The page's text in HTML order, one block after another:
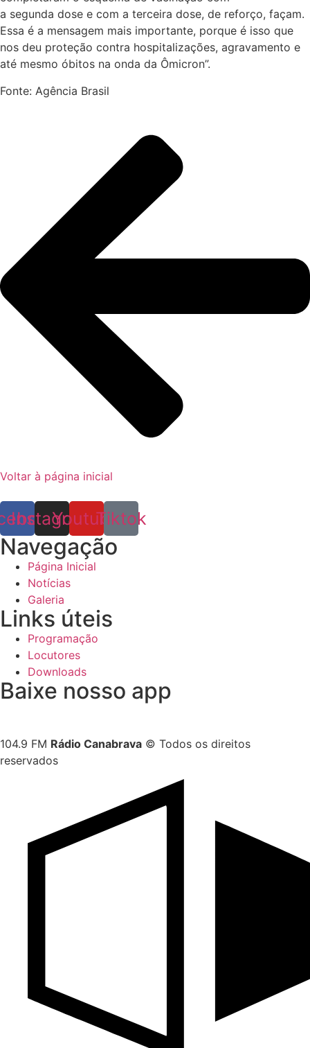
a segunda dose e com a terceira dose, de reforço, façam.
Essa é a mensagem mais importante, porque é isso que
nos deu proteção contra hospitalizações, agravamento e
até mesmo óbitos na onda da Ômicron”.
Fonte: Agência Brasil
Voltar à página inicial
Instagram
YoutubeTiktok
Navegação
Página Inicial
Notícias
Galeria
Links úteis
Programação
Locutores
Downloads
Baixe nosso app
104.9 FM Rádio Canabrava © Todos os direitos
reservados